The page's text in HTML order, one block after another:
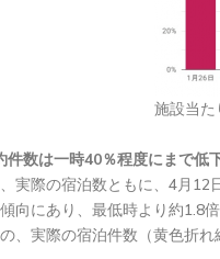
施設当た
数は一時40％程度にまで低
実際の宿泊数ともに、4月
向にあり、最低時より約1.8
、実際の宿泊件数（黄色折